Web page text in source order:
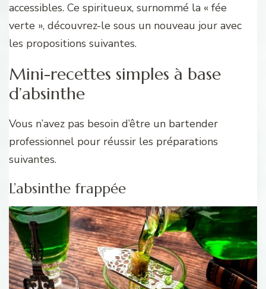
accessibles. Ce spiritueux, surnommé la « fée
verte », découvrez-le sous un nouveau jour avec
les propositions suivantes.
Mini-recettes simples à base
d’absinthe
Vous n’avez pas besoin d’être un bartender
professionnel pour réussir les préparations
suivantes.
L’absinthe frappée